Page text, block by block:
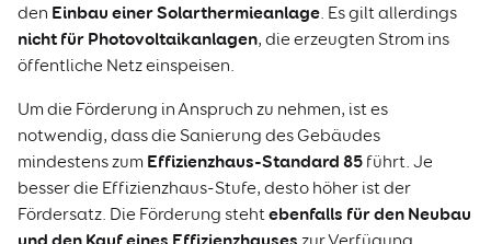
den Einbau einer Solarthermieanlage. Es gilt allerdings
nicht für Photovoltaikanlagen, die erzeugten Strom ins
öffentliche Netz einspeisen.
Um die Förderung in Anspruch zu nehmen, ist es
notwendig, dass die Sanierung des Gebäudes
mindestens zum Effizienzhaus-Standard 85 führt. Je
besser die Effizienzhaus-Stufe, desto höher ist der
Fördersatz. Die Förderung stehtebenfalls für den Neubau